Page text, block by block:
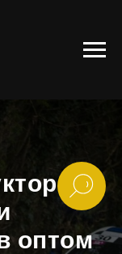
оптом